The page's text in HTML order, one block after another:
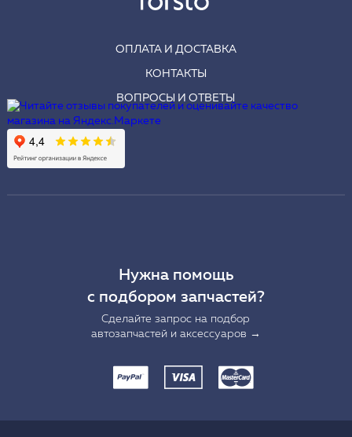
ОПЛАТА И ДОСТАВКА
КОНТАКТЫ
ВОПРОСЫ И ОТВЕТЫ
Нужна помощь
с подбором запчастей?
Сделайте запрос на подбор
автозапчастей и аксессуаров →